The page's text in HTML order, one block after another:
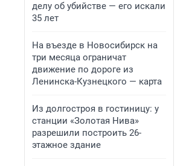
делу об убийстве — его искали
35 лет
На въезде в Новосибирск на
три месяца ограничат
движение по дороге из
Ленинска-Кузнецкого — карта
Из долгостроя в гостиницу: у
станции «Золотая Нива»
разрешили построить 26-
этажное здание